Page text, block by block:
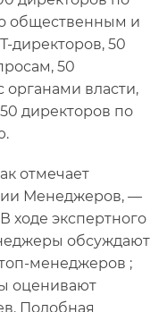
общественным и
директоров, 50
50
власти,
директоров по
отмечает
Менеджеров, —
ходе экспертного
обсуждают
менеджеров ;
оценивают
Подобная